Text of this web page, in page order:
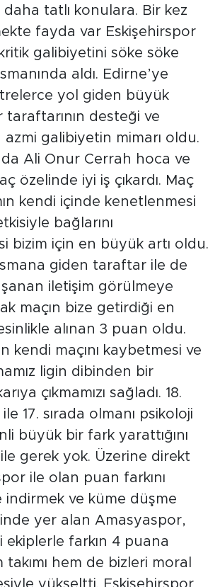
daha tatlı konulara. Bir kez
fayda var Eskişehirspor
galibiyetini söke söke
aldı. Edirne’ye
yol giden büyük
taraftarının desteği ve
galibiyetin mimarı oldu.
Ali Onur Cerrah hoca ve
özelinde iyi iş çıkardı. Maç
kendi içinde kenetlenmesi
bağlarını
bizim için en büyük artı oldu.
giden taraftar ile de
iletişim görülmeye
maçın bize getirdiği en
alınan 3 puan oldu.
kendi maçını kaybetmesi ve
ligin dibinden bir
çıkmamızı sağladı. 18.
17. sırada olmanı psikoloji
büyük bir fark yarattığını
gerek yok. Üzerine direkt
ile olan puan farkını
indirmek ve küme düşme
yer alan Amasyaspor,
ekiplerle farkın 4 puana
hem de bizleri moral
yükseltti. Eskişehirspor